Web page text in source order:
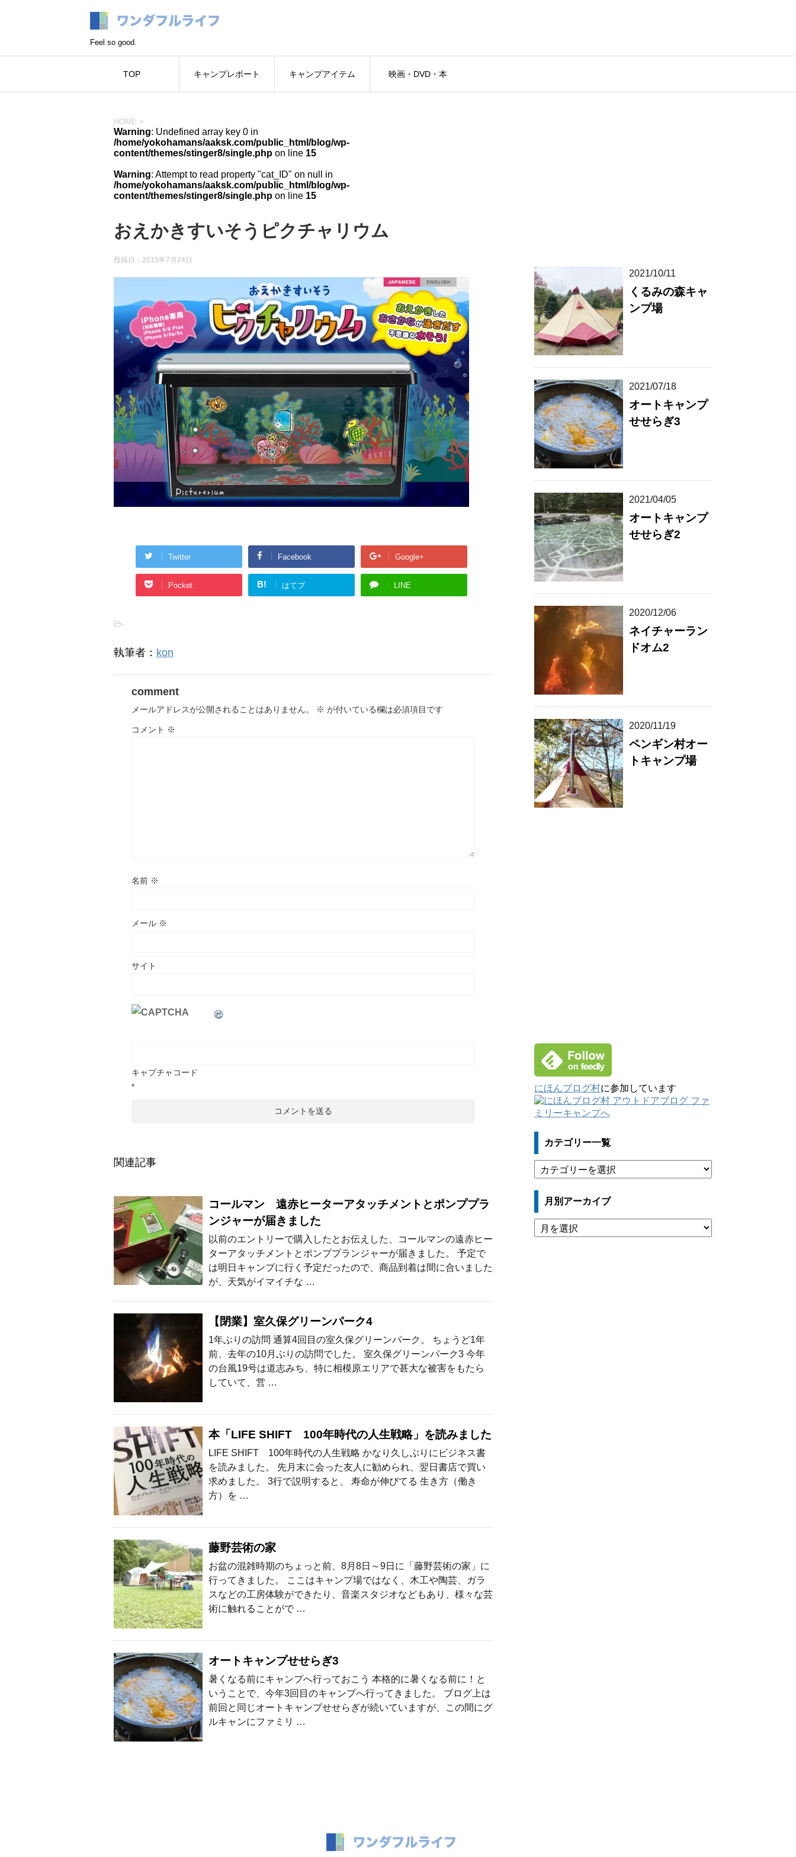
Feel so good.
TOP キャンプレポート キャンプアイテム 映画・DVD・本
HOME >
Warning: Undefined array key 0 in
/home/yokohamans/aaksk.com/public_html/blog/wp-
content/themes/stinger8/single.php on line 15
Warning: Attempt to read property "cat_ID" on null in
/home/yokohamans/aaksk.com/public_html/blog/wp-
content/themes/stinger8/single.php on line 15
おえかきすいそうピクチャリウム
投稿日： 2015年7月24日
Twitter Facebook Google+
Pocket B! はてブ LINE
-
執筆者： kon
comment
メールアドレスが公開されることはありません。 ※ が付いている欄は必須項目です
コメント ※
名前 ※
メール ※
サイト
キャプチャコード
*
関連記事
コールマン 遠赤ヒーターアタッチメントとポンププラ
ンジャーが届きました
以前のエントリーで購入したとお伝えした、コールマンの遠赤ヒー
ターアタッチメントとポンププランジャーが届きました。 予定で
は明日キャンプに行く予定だったので、商品到着は間に合いました
が、天気がイマイチな …
【閉業】室久保グリーンパーク4
1年ぶりの訪問 通算4回目の室久保グリーンパーク。 ちょうど1年
前、去年の10月ぶりの訪問でした。 室久保グリーンパーク3 今年
の台風19号は道志みち、特に相模原エリアで甚大な被害をもたら
していて、営 …
本「LIFE SHIFT 100年時代の人生戦略」を読みました
LIFE SHIFT 100年時代の人生戦略 かなり久しぶりにビジネス書
を読みました。 先月末に会った友人に勧められ、翌日書店で買い
求めました。 3行で説明すると、 寿命が伸びてる 生き方（働き
方）を …
藤野芸術の家
お盆の混雑時期のちょっと前、8月8日～9日に「藤野芸術の家」に
行ってきました。 ここはキャンプ場ではなく、木工や陶芸、ガラ
スなどの工房体験ができたり、音楽スタジオなどもあり、様々な芸
術に触れることがで …
オートキャンプせせらぎ3
暑くなる前にキャンプへ行っておこう 本格的に暑くなる前に！と
いうことで、今年3回目のキャンプへ行ってきました。 ブログ上は
前回と同じオートキャンプせせらぎが続いていますが、この間にグ
ルキャンにファミリ …
2021/10/11
くるみの森キャ
ンプ場
2021/07/18
オートキャンプ
せせらぎ3
2021/04/05
オートキャンプ
せせらぎ2
2020/12/06
ネイチャーラン
ドオム2
2020/11/19
ペンギン村オー
トキャンプ場
にほんブログ村に参加しています
カテゴリー一覧
テ
ゴ
ー
一
覧
月別アーカイブ
月
別